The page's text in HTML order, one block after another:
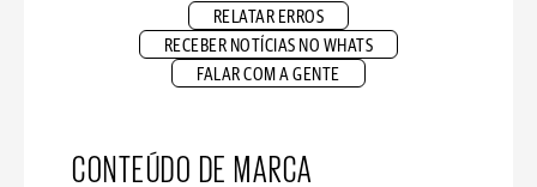
RELATAR ERROS
RECEBER NOTÍCIAS NO WHATS
FALAR COM A GENTE
CONTEÚDO DE MARCA